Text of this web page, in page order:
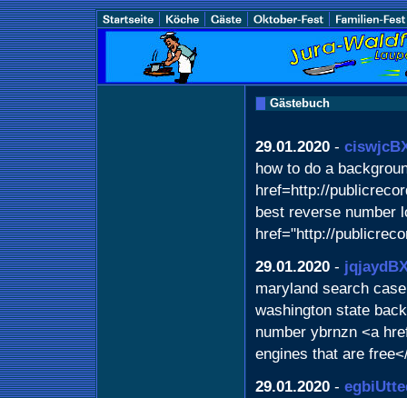
Gästebuch
29.01.2020 -
how to do a
href=http://
best reverse number
href="http://
29.01.2020 -
maryland search
washington state
number ybrnzn <a
engines that are
29.01.2020 -